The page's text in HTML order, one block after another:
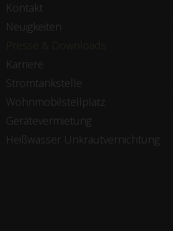
Kontakt
Neuigkeiten
Karriere
Stromtankstelle
Wohnmobilstellplatz
Gerätevermietung
Heißwasser Unkrautvernichtung